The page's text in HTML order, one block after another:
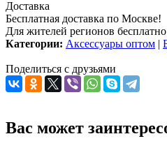
Доставка
Бесплатная доставка по Москве!
Для жителей регионов
Категории: Аксессуары оптом |
Поделиться с друзьями
Вас может